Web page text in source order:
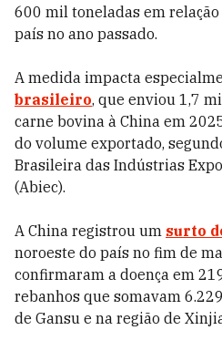
600 mil toneladas em
país no ano passado.
A medida impacta
brasileiro, que enviou 1,7
carne bovina à China em
do volume exportado,
Brasileira das Indústrias
(Abiec).
A China registrou um surto
noroeste do país no fim de
confirmaram a doença em
rebanhos que somavam
de Gansu e na região de